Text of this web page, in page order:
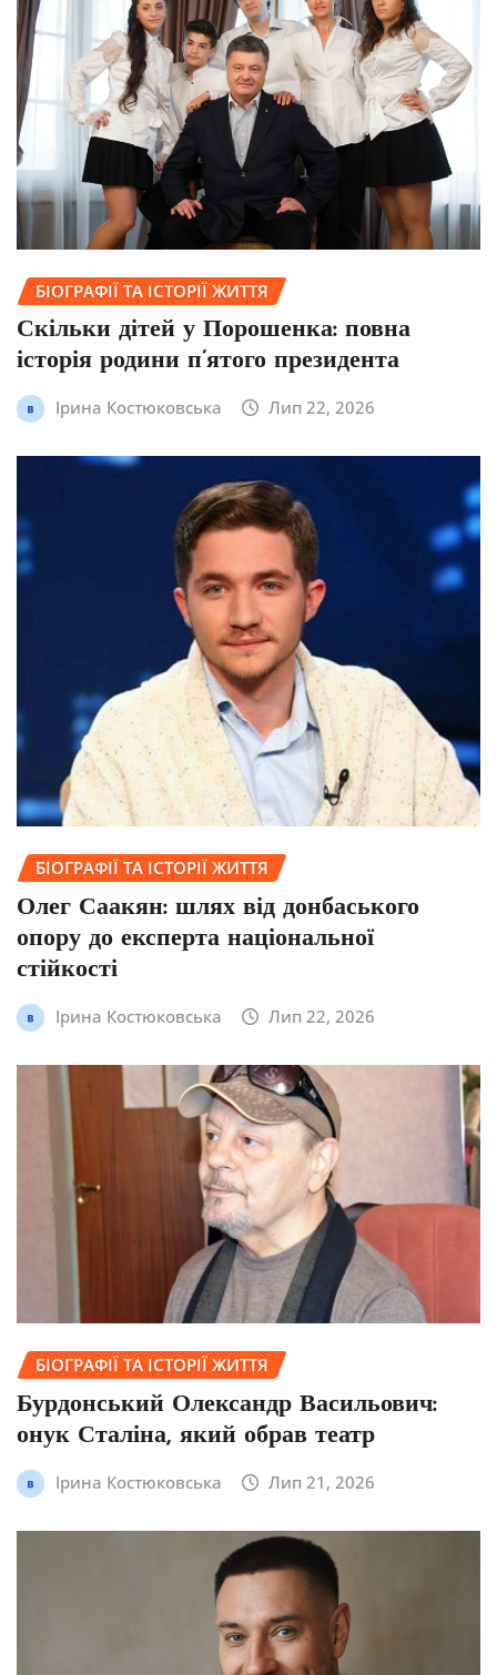
БІОГРАФІЇ ТА ІСТОРІЇ ЖИТТЯ
Скільки дітей у Порошенка: повна
історія родини п’ятого президента
Ірина Костюковська Лип 22, 2026
БІОГРАФІЇ ТА ІСТОРІЇ ЖИТТЯ
Олег Саакян: шлях від донбаського
опору до експерта національної
стійкості
Ірина Костюковська Лип 22, 2026
БІОГРАФІЇ ТА ІСТОРІЇ ЖИТТЯ
Бурдонський Олександр Васильович:
онук Сталіна, який обрав театр
Ірина Костюковська Лип 21, 2026